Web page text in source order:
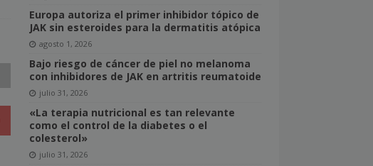
Europa autoriza el primer inhibidor tópico de
JAK sin esteroides para la dermatitis atópica
agosto 1, 2026
Bajo riesgo de cáncer de piel no melanoma
con inhibidores de JAK en artritis reumatoide
julio 31, 2026
«La terapia nutricional es tan relevante
como el control de la diabetes o el
colesterol»
julio 31, 2026